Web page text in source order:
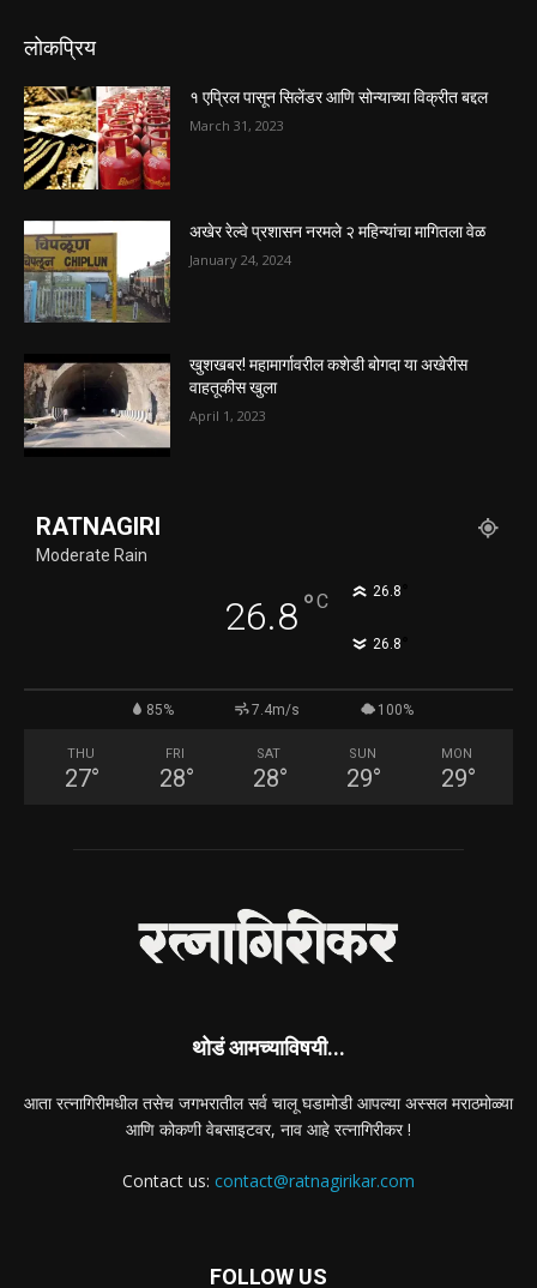
लोकप्रिय
१ एप्रिल पासून सिलेंडर आणि सोन्याच्या विक्रीत बद्दल
March 31, 2023
अखेर रेल्वे प्रशासन नरमले २ महिन्यांचा मागितला वेळ
January 24, 2024
खुशखबर! महामार्गावरील कशेडी बोगदा या अखेरीस
वाहतूकीस खुला
April 1, 2023
RATNAGIRI
Moderate Rain
26.8°C 26.8
26.8
85% 7.4m/s 100%
THU
27°
FRI
28°
SAT
28°
SUN
29°
MON
29°
थोडं आमच्याविषयी...
आता रत्नागिरीमधील तसेच जगभरातील सर्व चालू घडामोडी आपल्या अस्सल मराठमोळ्या
आणि कोकणी वेबसाइटवर, नाव आहे रत्नागिरीकर !
Contact us: contact@ratnagirikar.com
FOLLOW US